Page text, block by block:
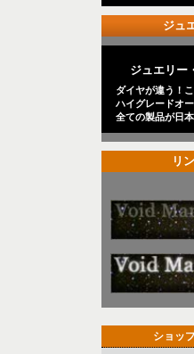
ジュエ
ジュエリー
ダイヤが違う！
ハイグレードオ
全ての製品が日
リン
ショップ